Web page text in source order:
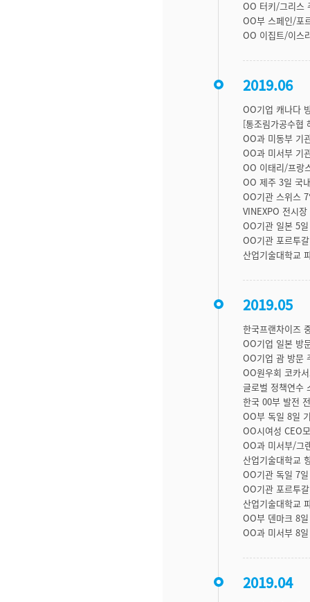
OO 터키/그리스
OO부 스페인/포
OO 이집트/이스
2019.06
OO기업 캐나다
[통조림가공수협
OO과 미동부 기
OO과 미서부 기
OO 이태리/프랑
OO 제주 3일 국
OO기관 스위스
VINEXPO 전시
OO기관 일본 5
OO기관 포르투
산업기술대학교
2019.05
한국프랜차이즈
OO기업 일본 방
OO기업 괌 방문
OO원우회 코카
글로벌 정책연수
한국 00부 발전
OO부 독일 8일
OO시여성 CEO
OO과 미서부/그
산업기술대학교
OO기관 독일 7
OO기관 포르투
산업기술대학교
OO부 덴마크 8
OO과 미서부 8
2019.04